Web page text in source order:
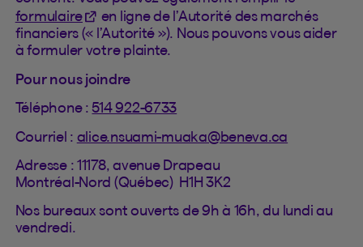
formulaire(Cet hyperlien s'ouvrira dans un nouvel
en ligne de l’Autorité des marchés
financiers (« l’Autorité »). Nous pouvons vous aider
à formuler votre plainte.
Pour nous joindre
Téléphone :514 922-6733
Courriel : alice.nsuami-muaka@beneva.ca
Adresse : 11178, avenue Drapeau
Montréal-Nord (Québec) H1H 3K2
Nos bureaux sont ouverts de 9h à 16h, du lundi au
vendredi.